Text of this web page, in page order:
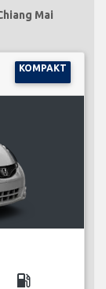
Mai
KOMPAKT
local_gas_station